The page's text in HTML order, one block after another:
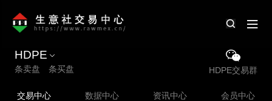
HDPE
条卖盘 条买盘 HDPE交易群
交易中心 数据中心 资讯中心 会员中心